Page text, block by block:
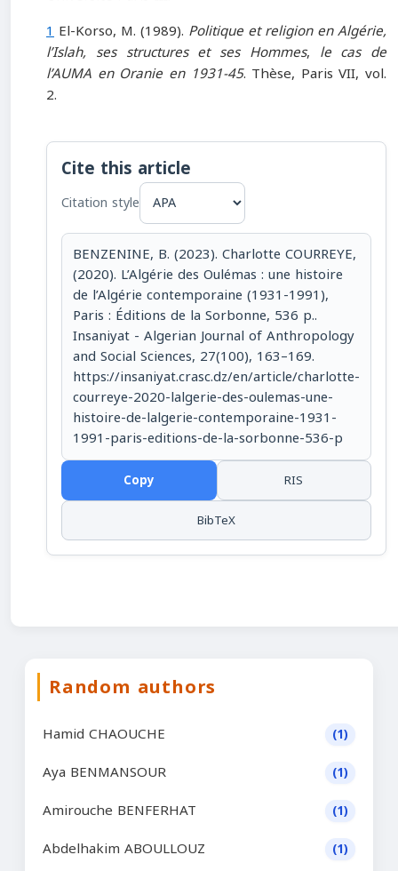
1 El-Korso, M. (1989). Politique et religion en Algérie,
l’Islah, ses structures et ses Hommes, le cas de
l’AUMA en Oranie en 1931-45. Thèse, Paris VII, vol.
2.
Cite this article
Citation style
BENZENINE, B. (2023). Charlotte COURREYE,
(2020). L’Algérie des Oulémas : une histoire
de l’Algérie contemporaine (1931-1991),
Paris : Éditions de la Sorbonne, 536 p..
Insaniyat - Algerian Journal of Anthropology
and Social Sciences, 27(100), 163–169.
https://insaniyat.crasc.dz/en/article/charlotte-
courreye-2020-lalgerie-des-oulemas-une-
histoire-de-lalgerie-contemporaine-1931-
1991-paris-editions-de-la-sorbonne-536-p
Copy
RIS
BibTeX
Random authors
Hamid CHAOUCHE (1)
Aya BENMANSOUR (1)
Amirouche BENFERHAT (1)
Abdelhakim ABOULLOUZ (1)